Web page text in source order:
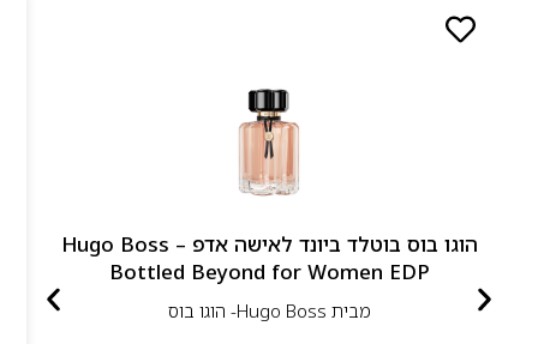
הוגו בוס בוטלד ביונד לאישה אדפ – Hugo Boss
Bottled Beyond for Women EDP
מבית Hugo Boss- הוגו בוס